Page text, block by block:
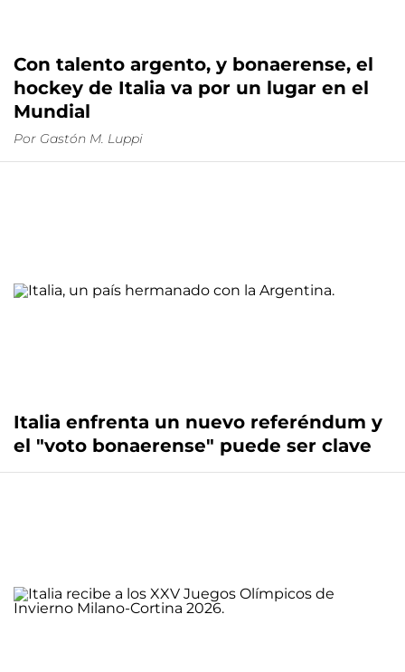
Con talento argento, y bonaerense, el
hockey de Italia va por un lugar en el
Mundial
Por Gastón M. Luppi
Italia enfrenta un nuevo referéndum y
el "voto bonaerense" puede ser clave